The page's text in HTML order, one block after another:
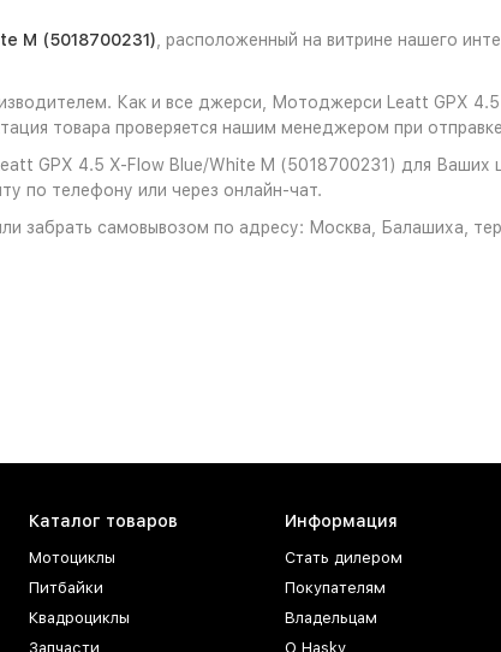
M (5018700231) , расположенный на витрине нашего
Как и все джерси, Мотоджерси Leatt GPX
товара проверяется нашим менеджером при
GPX 4.5 X-Flow Blue/White M (5018700231) для Ваших
по телефону или через онлайн-чат.
забрать самовывозом по адресу: Москва, Балашиха,
Каталог товаров
Мотоциклы
Питбайки
Квадроциклы
Запчасти
Информация
Стать дилером
Покупателям
Владельцам
О Hasky